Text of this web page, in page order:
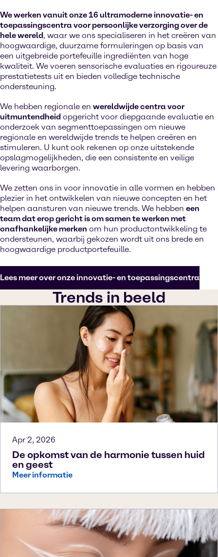
We werken vanuit onze 16 ultramoderne innovatie- en
toepassingscentra voor persoonlijke verzorging over de
hele wereld, waar we ons specialiseren in het creëren van
hoogwaardige, duurzame formuleringen op basis van
een uitgebreide portefeuille ingrediënten van hoge
kwaliteit. We voeren sensorische evaluaties en rigoureuze
prestatietests uit en bieden volledige technische
ondersteuning.
We hebben regionale en wereldwijde centra voor
uitmuntendheid opgericht voor diepgaande evaluatie en
onderzoek van segmenttoepassingen om nieuwe
regionale en wereldwijde trends te helpen creëren en
stimuleren. U kunt ook rekenen op onze uitstekende
opslagmogelijkheden, die een consistente en veilige
levering waarborgen.
We zetten ons in voor innovatie in alle vormen en hebben
plezier in het ontwikkelen van nieuwe concepten en het
helpen aansturen van nieuwe trends. We hebben een
team dat erop gericht is om samen te werken met
onafhankelijke merken om hun productontwikkeling te
ondersteunen, waarbij gekozen wordt uit ons brede en
hoogwaardige productportefeuille.
Lees meer over onze innovatie- en toepassingscentra
Trends in beeld
Apr 2, 2026
De opkomst van de harmonie tussen huid
en geest
Meer informatie